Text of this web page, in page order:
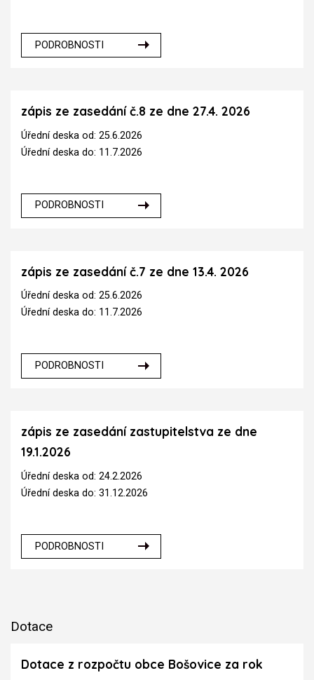
PODROBNOSTI
zápis ze zasedání č.8 ze dne 27.4. 2026
Úřední deska od: 25.6.2026
Úřední deska do: 11.7.2026
PODROBNOSTI
zápis ze zasedání č.7 ze dne 13.4. 2026
Úřední deska od: 25.6.2026
Úřední deska do: 11.7.2026
PODROBNOSTI
zápis ze zasedání zastupitelstva ze dne
19.1.2026
Úřední deska od: 24.2.2026
Úřední deska do: 31.12.2026
PODROBNOSTI
Dotace
Dotace z rozpočtu obce Bošovice za rok